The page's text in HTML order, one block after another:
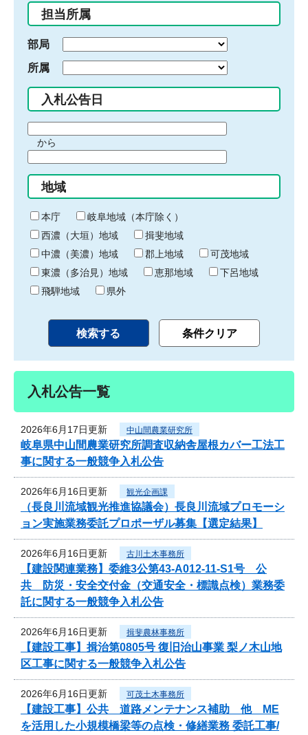
入
力
担当所属
部局
所属
入札公告日
間
始
り
から
間
終
わ
り
地域
本庁
岐阜地域（本庁除く）
西濃（大垣）地域
揖斐地域
中濃（美濃）地域
郡上地域
可茂地域
東濃（多治見）地域
恵那地域
下呂地域
飛騨地域
県外
入札公告一覧
2026年6月17日更新 中山間農業研究所
岐阜県中山間農業研究所調査収納舎屋根カバー工法工
事に関する一般競争入札公告
2026年6月16日更新 観光企画課
（長良川流域観光推進協議会）長良川流域プロモーシ
ョン実施業務委託プロポーザル募集【選定結果】
2026年6月16日更新 古川土木事務所
【建設関連業務】委維3公第43-A012-11-S1号 公
共 防災・安全交付金（交通安全・標識点検）業務委
託に関する一般競争入札公告
2026年6月16日更新 揖斐農林事務所
【建設工事】揖治第0805号 復旧治山事業 梨ノ木山地
区工事に関する一般競争入札公告
2026年6月16日更新 可茂土木事務所
【建設工事】公共 道路メンテナンス補助 他 ME
を活用した小規模橋梁等の点検・修繕業務 委託工事/